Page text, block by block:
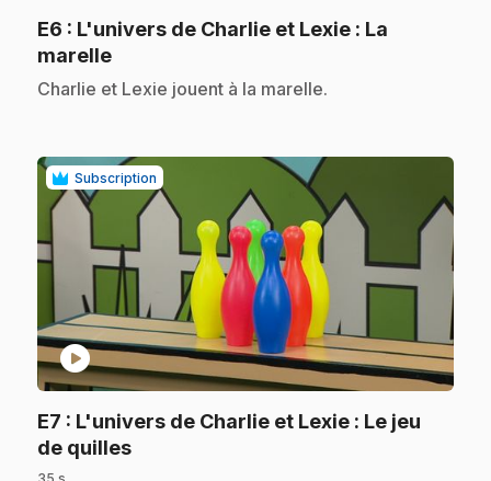
E6 : L'univers de Charlie et Lexie : La
marelle.
.Charlie et Lexie jouent à la marelle.
Subscription
play_circle
E7 : L'univers de Charlie et Lexie : Le jeu
de quilles.